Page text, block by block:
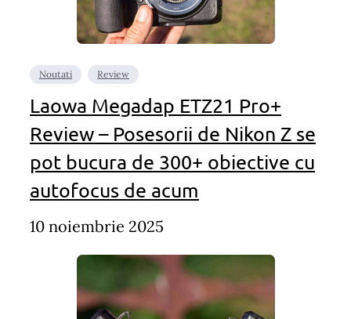
Noutati Review
Laowa Megadap ETZ21 Pro+
Review – Posesorii de Nikon Z se
pot bucura de 300+ obiective cu
autofocus de acum
10 noiembrie 2025